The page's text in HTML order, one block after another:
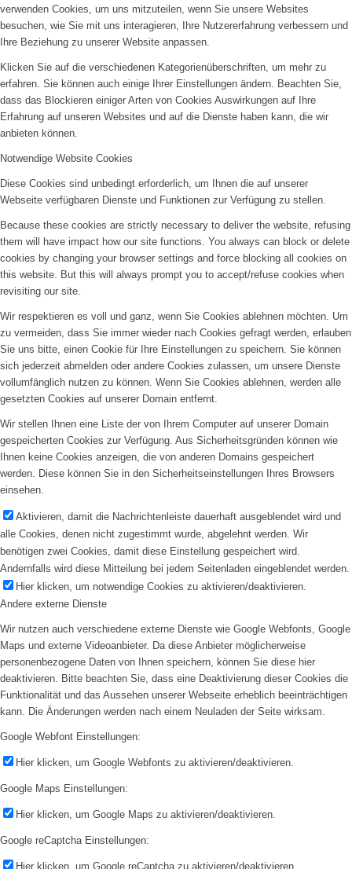
verwenden Cookies, um uns mitzuteilen, wenn Sie unsere Websites
besuchen, wie Sie mit uns interagieren, Ihre Nutzererfahrung verbessern und
Ihre Beziehung zu unserer Website anpassen.
Klicken Sie auf die verschiedenen Kategorienüberschriften, um mehr zu
erfahren. Sie können auch einige Ihrer Einstellungen ändern. Beachten Sie,
dass das Blockieren einiger Arten von Cookies Auswirkungen auf Ihre
Erfahrung auf unseren Websites und auf die Dienste haben kann, die wir
anbieten können.
Notwendige Website Cookies
Diese Cookies sind unbedingt erforderlich, um Ihnen die auf unserer
Webseite verfügbaren Dienste und Funktionen zur Verfügung zu stellen.
Because these cookies are strictly necessary to deliver the website, refusing
them will have impact how our site functions. You always can block or delete
cookies by changing your browser settings and force blocking all cookies on
this website. But this will always prompt you to accept/refuse cookies when
revisiting our site.
Wir respektieren es voll und ganz, wenn Sie Cookies ablehnen möchten. Um
zu vermeiden, dass Sie immer wieder nach Cookies gefragt werden, erlauben
Sie uns bitte, einen Cookie für Ihre Einstellungen zu speichern. Sie können
sich jederzeit abmelden oder andere Cookies zulassen, um unsere Dienste
vollumfänglich nutzen zu können. Wenn Sie Cookies ablehnen, werden alle
gesetzten Cookies auf unserer Domain entfernt.
Wir stellen Ihnen eine Liste der von Ihrem Computer auf unserer Domain
gespeicherten Cookies zur Verfügung. Aus Sicherheitsgründen können wie
Ihnen keine Cookies anzeigen, die von anderen Domains gespeichert
werden. Diese können Sie in den Sicherheitseinstellungen Ihres Browsers
einsehen.
Aktivieren, damit die Nachrichtenleiste dauerhaft ausgeblendet wird und
alle Cookies, denen nicht zugestimmt wurde, abgelehnt werden. Wir
benötigen zwei Cookies, damit diese Einstellung gespeichert wird.
Andernfalls wird diese Mitteilung bei jedem Seitenladen eingeblendet werden.
Hier klicken, um notwendige Cookies zu aktivieren/deaktivieren.
Andere externe Dienste
Wir nutzen auch verschiedene externe Dienste wie Google Webfonts, Google
Maps und externe Videoanbieter. Da diese Anbieter möglicherweise
personenbezogene Daten von Ihnen speichern, können Sie diese hier
deaktivieren. Bitte beachten Sie, dass eine Deaktivierung dieser Cookies die
Funktionalität und das Aussehen unserer Webseite erheblich beeinträchtigen
kann. Die Änderungen werden nach einem Neuladen der Seite wirksam.
Google Webfont Einstellungen:
Hier klicken, um Google Webfonts zu aktivieren/deaktivieren.
Google Maps Einstellungen:
Hier klicken, um Google Maps zu aktivieren/deaktivieren.
Google reCaptcha Einstellungen:
Hier klicken, um Google reCaptcha zu aktivieren/deaktivieren.